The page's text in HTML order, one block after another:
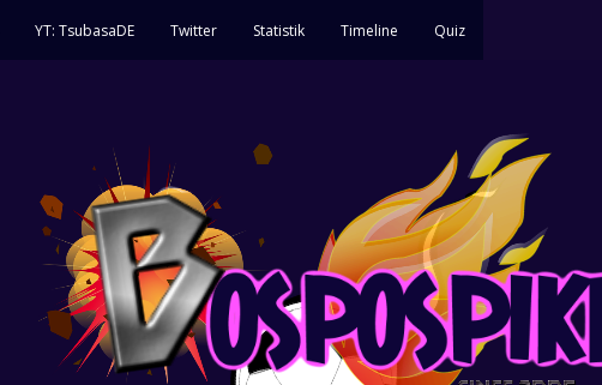
YT: TsubasaDE Twitter Statistik Timeline Quiz